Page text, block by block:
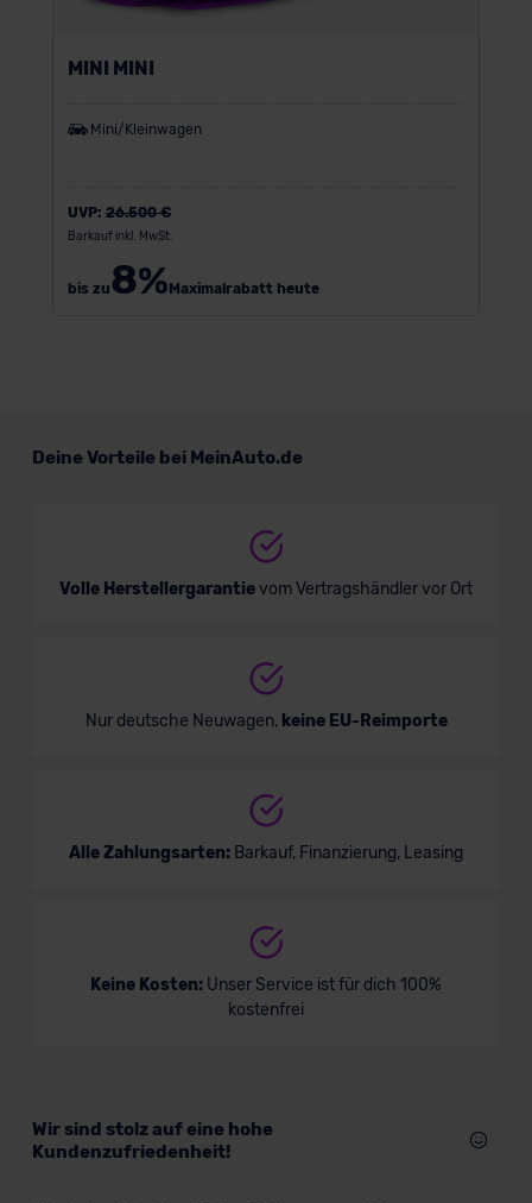
MINI MINI
Mini/Kleinwagen
UVP: 26.500 €
Barkauf inkl. MwSt.
bis zu8%Maximalrabatt heute
Deine Vorteile bei MeinAuto.de
Volle Herstellergarantievom Vertragshändler vor Ort
Nur deutsche Neuwagen, keine EU-Reimporte
Alle Zahlungsarten: Barkauf, Finanzierung, Leasing
Keine Kosten: Unser Service ist für dich 100%
kostenfrei
Wir sind stolz auf eine hohe
Kundenzufriedenheit!